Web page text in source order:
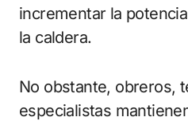
incrementar la
la caldera.
No obstante, obreros,
especialistas